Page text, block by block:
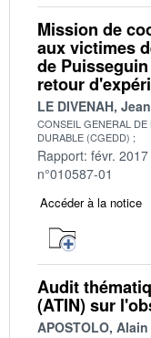
Mission de
aux victimes
de
retour
LE DIVENAH,
CONSEIL GENERAL
DURABLE (CGEDD)
Rapport: févr. 2017
n°010587-01
Accéder à la notice
Audit
(ATIN) sur
APOSTOLO, Alain